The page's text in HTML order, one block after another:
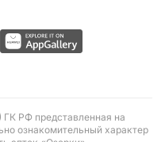
РФ представленная на
ознакомительный характер